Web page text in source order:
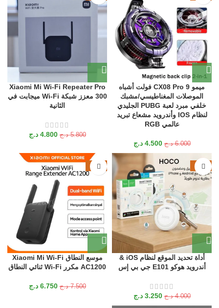
ميمو CX08 Pro 9 فولت أشباه
الموصلات المغناطيسي/مشبك
خلفي مبرد لعبة PUBG الجليدي
لنظام IOS وأندرويد مشعاع تبريد
عالمي RGB
6.000 د.ج 4.500 د.ج
Xiaomi Mi Wi‑Fi Repeater Pro
300 معزز شبكة Wi-Fi ميجابت في
الثانية
5.800 د.ج 4.800 د.ج
-19%
أداة تحديد الموقع لنظام iOS &
أندرويد هوكو E101 جي بي إس
4.000 د.ج 3.250 د.ج
-10%
موسع النطاق Xiaomi Mi Wi‑Fi
AC1200 مكرر Wi‑Fi ثنائي النطاق
7.500 د.ج 6.750 د.ج